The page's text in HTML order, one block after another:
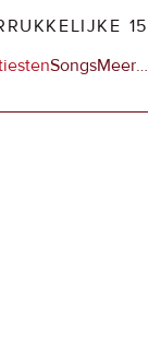
15
SongsMeerop
…